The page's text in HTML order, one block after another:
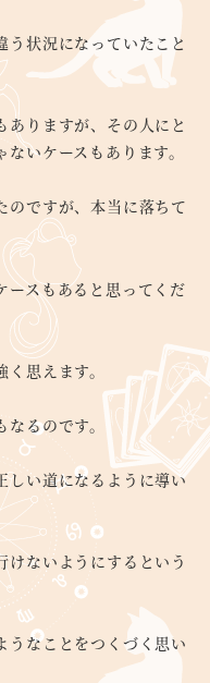
う状況になっていたこと
ありますが、その人にと
いケースもあります。
のですが、本当に落ちて
ースもあると思ってくだ
思えます。
なるのです。
しい道になるように導い
ないようにするという
うなことをつくづく思い